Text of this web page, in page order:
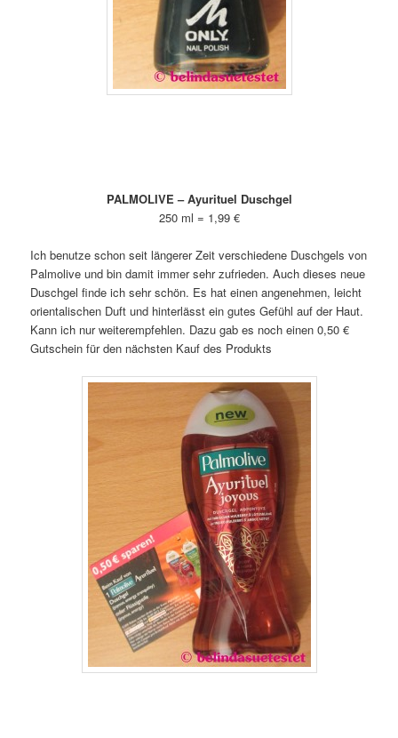
PALMOLIVE – Ayurituel Duschgel
250 ml = 1,99 €
Ich benutze schon seit längerer Zeit verschiedene Duschgels von
Palmolive und bin damit immer sehr zufrieden. Auch dieses neue
Duschgel finde ich sehr schön. Es hat einen angenehmen, leicht
orientalischen Duft und hinterlässt ein gutes Gefühl auf der Haut.
Kann ich nur weiterempfehlen. Dazu gab es noch einen 0,50 €
Gutschein für den nächsten Kauf des Produkts